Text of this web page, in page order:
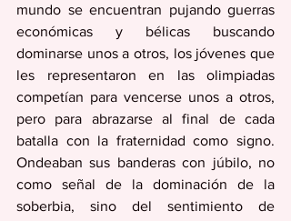
mundo se encuentran pujando guerras
económicas y bélicas buscando
dominarse unos a otros, los jóvenes que
les representaron en las olimpiadas
competían para vencerse unos a otros,
pero para abrazarse al final de cada
batalla con la fraternidad como signo.
Ondeaban sus banderas con júbilo, no
como señal de la dominación de la
soberbia, sino del sentimiento de